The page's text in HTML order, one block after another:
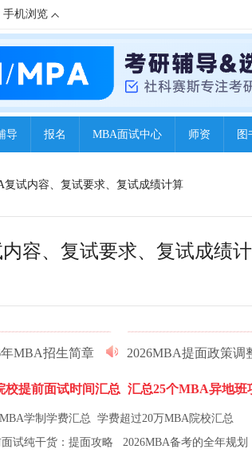
手机浏览
导 报名 MBA面试中心 师资 图
复试内容、复试要求、复试成绩计算
容、复试要求、复试成绩
年MBA招生简章 2026MBA提面政策调
校提前面试时间汇总 汇总25个MBA异地班
学制学费汇总
学费超过20万MBA院校汇总
试纯干货：提面攻略
2026MBA备考的全年规划